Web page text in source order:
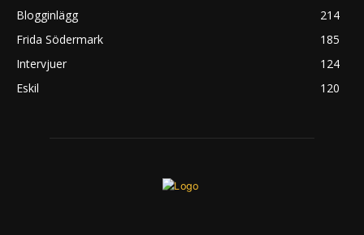
Blogginlägg
214
Frida Södermark
185
Intervjuer
124
Eskil
120